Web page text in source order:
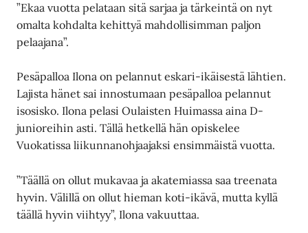
”Ekaa vuotta pelataan sitä sarjaa ja tärkeintä on nyt
omalta kohdalta kehittyä mahdollisimman paljon
pelaajana”.
Pesäpalloa Ilona on pelannut eskari-ikäisestä lähtien.
Lajista hänet sai innostumaan pesäpalloa pelannut
isosisko. Ilona pelasi Oulaisten Huimassa aina D-
junioreihin asti. Tällä hetkellä hän opiskelee
Vuokatissa liikunnanohjaajaksi ensimmäistä vuotta.
”Täällä on ollut mukavaa ja akatemiassa saa treenata
hyvin. Välillä on ollut hieman koti-ikävä, mutta kyllä
täällä hyvin viihtyy”, Ilona vakuuttaa.